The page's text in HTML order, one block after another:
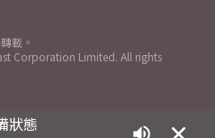
狀態
載。
Corporation Limited. All rights